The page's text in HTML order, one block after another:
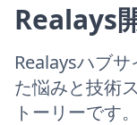
Realays
Realaysハブ
た悩みと技術
トーリーです。